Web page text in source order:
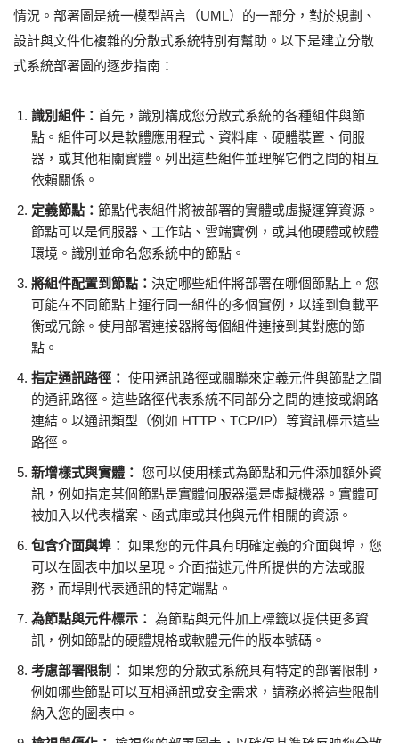
情況。部署圖是統一模型語言（UML）的一部分，對於規劃、
設計與文件化複雜的分散式系統特別有幫助。以下是建立分散
式系統部署圖的逐步指南：
識別組件： 首先，識別構成您分散式系統的各種組件與節
點。組件可以是軟體應用程式、資料庫、硬體裝置、伺服
器，或其他相關實體。列出這些組件並理解它們之間的相互
依賴關係。
定義節點： 節點代表組件將被部署的實體或虛擬運算資源。
節點可以是伺服器、工作站、雲端實例，或其他硬體或軟體
環境。識別並命名您系統中的節點。
將組件配置到節點： 決定哪些組件將部署在哪個節點上。您
可能在不同節點上運行同一組件的多個實例，以達到負載平
衡或冗餘。使用部署連接器將每個組件連接到其對應的節
點。
指定通訊路徑： 使用通訊路徑或關聯來定義元件與節點之間
的通訊路徑。這些路徑代表系統不同部分之間的連接或網路
連結。以通訊類型（例如 HTTP、TCP/IP）等資訊標示這些
路徑。
新增樣式與實體： 您可以使用樣式為節點和元件添加額外資
訊，例如指定某個節點是實體伺服器還是虛擬機器。實體可
被加入以代表檔案、函式庫或其他與元件相關的資源。
包含介面與埠： 如果您的元件具有明確定義的介面與埠，您
可以在圖表中加以呈現。介面描述元件所提供的方法或服
務，而埠則代表通訊的特定端點。
為節點與元件標示： 為節點與元件加上標籤以提供更多資
訊，例如節點的硬體規格或軟體元件的版本號碼。
考慮部署限制： 如果您的分散式系統具有特定的部署限制，
例如哪些節點可以互相通訊或安全需求，請務必將這些限制
納入您的圖表中。